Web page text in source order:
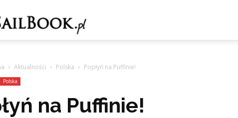
Aktualności Polska Popłyń na Puffinie!
Polska
na Puffinie!